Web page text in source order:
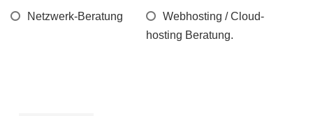
Netzwerk-Beratung
Webhosting / Cloud-
hosting Beratung.